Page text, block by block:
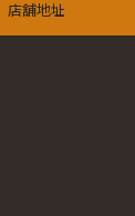
店舖地址